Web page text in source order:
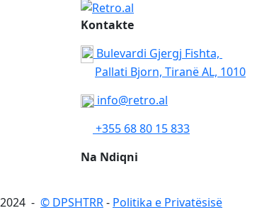
Kontakte
Bulevardi Gjergj Fishta,
Pallati Bjorn, Tiranë AL, 1010
info@retro.al
+355 68 80 15 833
Na Ndiqni
2024 - © DPSHTRR- Politika e Privatësisë